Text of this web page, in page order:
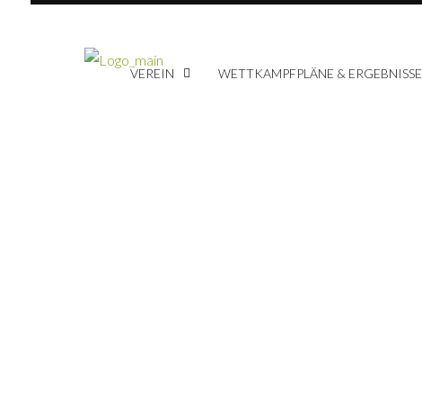
VEREIN WETTKAMPFPLÄNE & ERGEBNISSE